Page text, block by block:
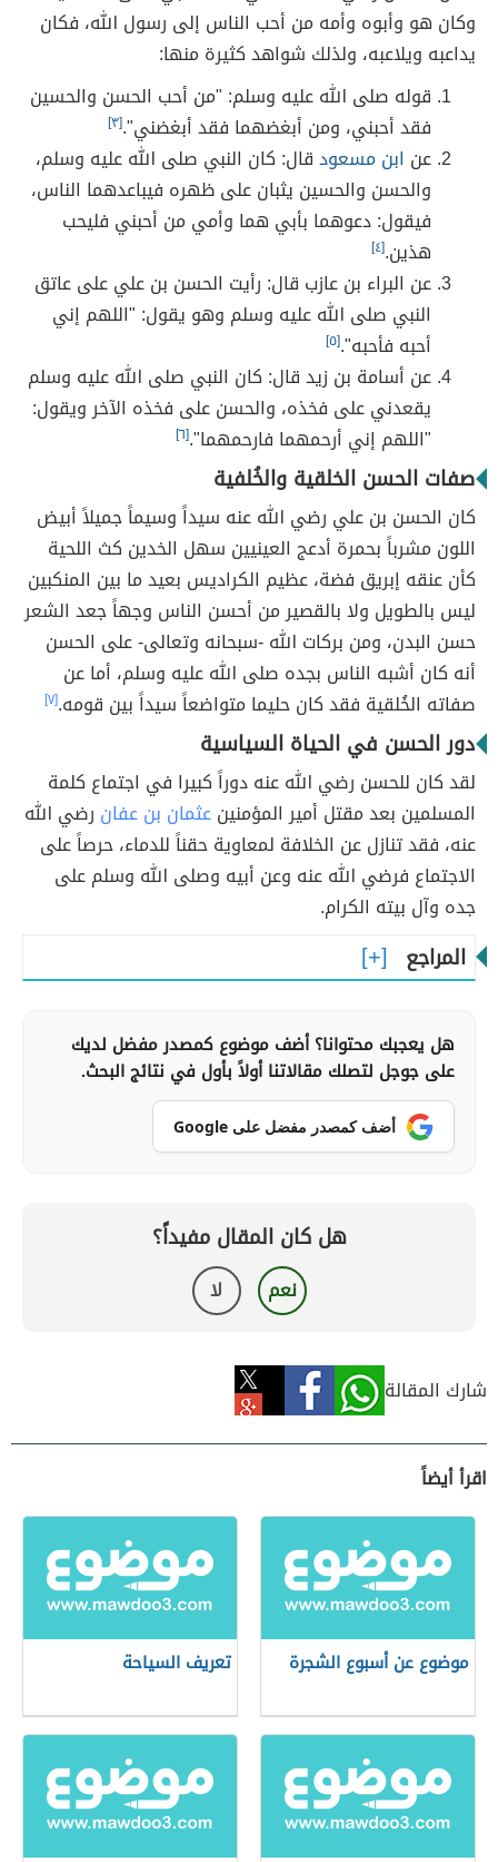
وكان هو وأبوه وأمه من أحب الناس إلى رسول الله، فكان
يداعبه ويلاعبه، ولذلك شواهد كثيرة منها:
قوله صلى الله عليه وسلم: "من أحب الحسن والحسين
فقد أحبني، ومن أبغضهما فقد أبغضني".[٣]
عن ابن مسعودقال: كان النبي صلى الله عليه وسلم،
والحسن والحسين يثبان على ظهره فيباعدهما الناس،
فيقول: دعوهما بأبي هما وأمي من أحبني فليحب
هذين.[٤]
عن البراء بن عازب قال: رأيت الحسن بن علي على عاتق
النبي صلى الله عليه وسلم وهو يقول: "اللهم إني
أحبه فأحبه".[٥]
عن أسامة بن زيد قال: كان النبي صلى الله عليه وسلم
يقعدني على فخذه، والحسن على فخذه الآخر ويقول:
"اللهم إني أرحمهما فارحمهما".[٦]
صفات الحسن الخلقية والخُلفية
كان الحسن بن علي رضي الله عنه سيداً وسيماً جميلاً أبيض
اللون مشرباً بحمرة أدعج العينيين سهل الخدين كث اللحية
كأن عنقه إبريق فضة، عظيم الكراديس بعيد ما بين المنكبين
ليس بالطويل ولا بالقصير من أحسن الناس وجهاً جعد الشعر
حسن البدن، ومن بركات الله -سبحانه وتعالى- على الحسن
أنه كان أشبه الناس بجده صلى الله عليه وسلم، أما عن
صفاته الخُلقية فقد كان حليما متواضعاً سيداً بين قومه.[٧]
دور الحسن في الحياة السياسية
لقد كان للحسن رضي الله عنه دوراً كبيرا في اجتماع كلمة
المسلمين بعد مقتل أمير المؤمنينعثمان بن عفان رضي الله
عنه، فقد تنازل عن الخلافة لمعاوية حقناً للدماء، حرصاً على
الاجتماع فرضي الله عنه وعن أبيه وصلى الله وسلم على
جده وآل بيته الكرام.
المراجع
هل يعجبك محتوانا؟ أضف موضوع كمصدر مفضل لديك
على جوجل لتصلك مقالاتنا أولاً بأول في نتائج البحث.
أضف كمصدر مفضل على Google
هل كان المقال مفيداً؟
نعم لا
شارك المقالة
اقرأ أيضاً
موضوع عن أسبوع الشجرة تعريف السياحة